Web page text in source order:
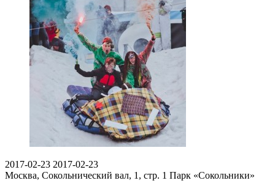
2017-02-23 2017-02-23
Москва, Сокольнический вал, 1, стр. 1 Парк «Сокольники»